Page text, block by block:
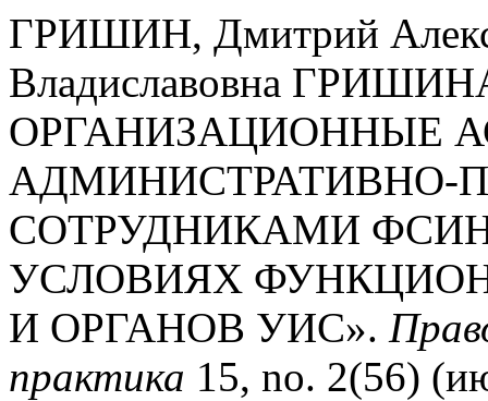
ГРИШИН, Дмитрий
Владиславовна
ОРГАНИЗАЦИОННЫЕ
АДМИНИСТРАТИВНО-
СОТРУДНИКАМИ
УСЛОВИЯХ
И ОРГАНОВ УИС».
практика 15, no. 2(56)